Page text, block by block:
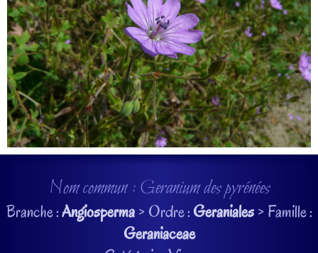
Nom commun : Geranium des pyrénées
Branche :Angiosperma> Ordre :Geraniales> Famille :
Geraniaceae